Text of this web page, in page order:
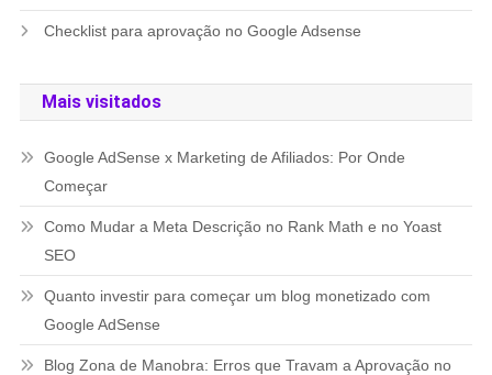
Checklist para aprovação no Google Adsense
Mais visitados
Google AdSense x Marketing de Afiliados: Por Onde
Começar
Como Mudar a Meta Descrição no Rank Math e no Yoast
SEO
Quanto investir para começar um blog monetizado com
Google AdSense
Blog Zona de Manobra: Erros que Travam a Aprovação no